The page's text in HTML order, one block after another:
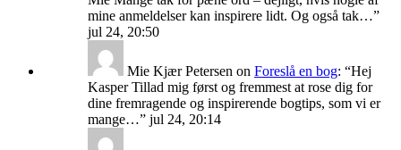
mine anmeldelser kan inspirere lidt. Og også tak…”
jul 24, 20:50
Mie Kjær Petersen on Foreslå en bog: “Hej
Kasper Tillad mig først og fremmest at rose dig for
dine fremragende og inspirerende bogtips, som vi er
mange…” jul 24, 20:14